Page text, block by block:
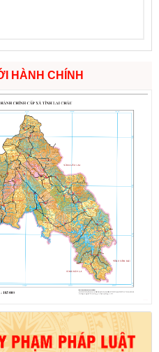
HÀNH CHÍNH
án đấu giá quyền sử dụng